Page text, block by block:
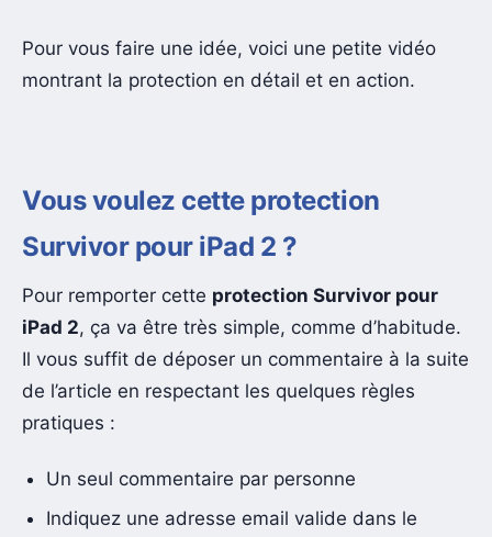
Pour vous faire une idée, voici une petite vidéo
montrant la protection en détail et en action.
Vous voulez cette protection
Survivor pour iPad 2 ?
Pour remporter cette protection Survivor pour
iPad 2, ça va être très simple, comme d’habitude.
Il vous suffit de déposer un commentaire à la suite
de l’article en respectant les quelques règles
pratiques :
Un seul commentaire par personne
Indiquez une adresse email valide dans le